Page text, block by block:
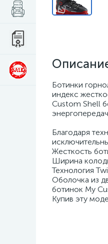
Ботинки
индекс
Custom Shell
Благодаря
Жесткость
Ширина
Технология
Оболочка из
ботинок My
Купив эту